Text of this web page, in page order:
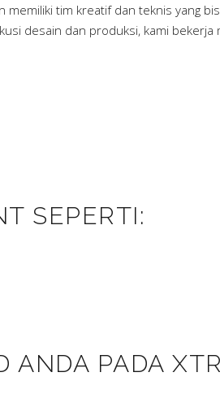
tim kreatif dan teknis yang
desain dan produksi, kami bekerja
SEPERTI:
ANDA PADA